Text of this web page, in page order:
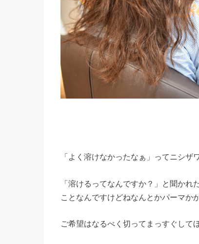
「よく溶けなかったなぁ」ってニシザ
「溶けるってなんですか？」と聞かれ
ことなんですけどねなんとかパーマか
ご希望はなるべく切ってまっすぐして